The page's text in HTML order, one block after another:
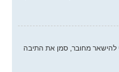
מחובר, סמן את התיבה